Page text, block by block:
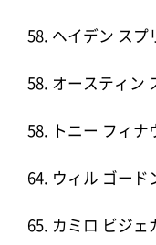
58. ヘイデン スプ
58. オースティン
58. トニー フィナ
64. ウィル ゴード
65. カミロ ビジェ